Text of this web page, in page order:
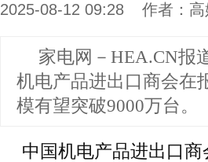
2025-08-12 09:28 作者：
家电网－HEA.CN报
机电产品进出口商会在
模有望突破9000万台。
中国机电产品进出口